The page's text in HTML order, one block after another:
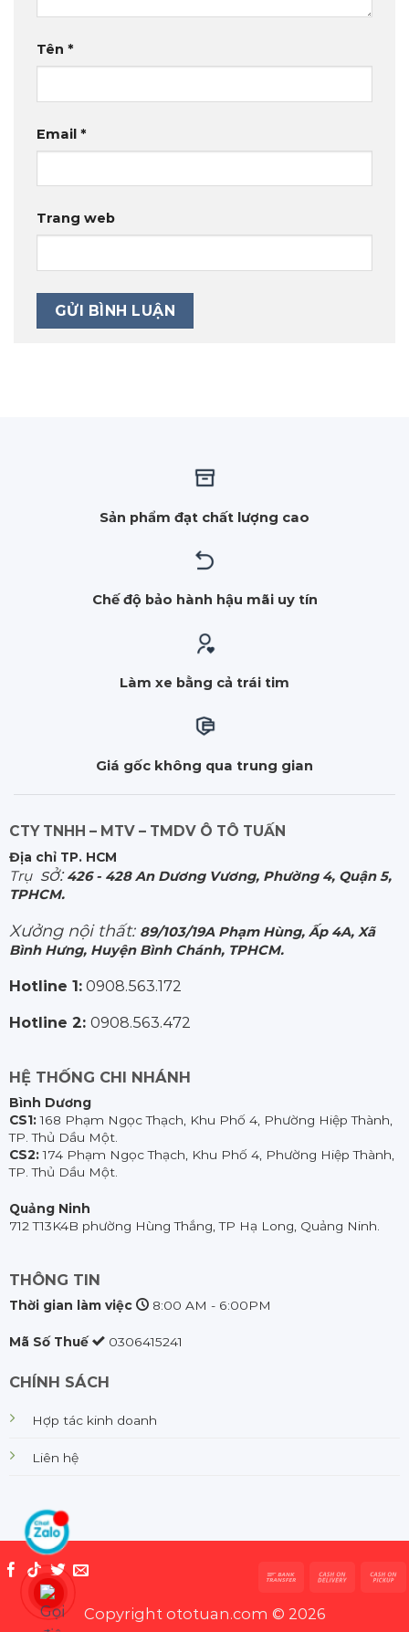
Tên *
Email *
Trang web
Sản phẩm đạt chất lượng cao
Chế độ bảo hành hậu mãi uy tín
Làm xe bằng cả trái tim
Giá gốc không qua trung gian
CTY TNHH – MTV – TMDV Ô TÔ TUẤN
Địa chỉ TP. HCM
Trụ sở: 426 - 428 An Dương Vương, Phường 4, Quận 5,
TPHCM.
Xưởng nội thất: 89/103/19A Phạm Hùng, Ấp 4A, Xã
Bình Hưng, Huyện Bình Chánh, TPHCM.
Hotline 1:0908.563.172
Hotline 2: 0908.563.472
HỆ THỐNG CHI NHÁNH
Bình Dương
CS1:168 Phạm Ngọc Thạch, Khu Phố 4, Phường Hiệp Thành,
TP. Thủ Dầu Một.
CS2:174 Phạm Ngọc Thạch, Khu Phố 4, Phường Hiệp Thành,
TP. Thủ Dầu Một.
Quảng Ninh
712 T13K4B phường Hùng Thắng, TP Hạ Long, Quảng Ninh.
THÔNG TIN
Thời gian làm việc 8:00 AM - 6:00PM
Mã Số Thuế 0306415241
CHÍNH SÁCH
Hợp tác kinh doanh
Liên hệ
Copyright ototuan.com © 2026